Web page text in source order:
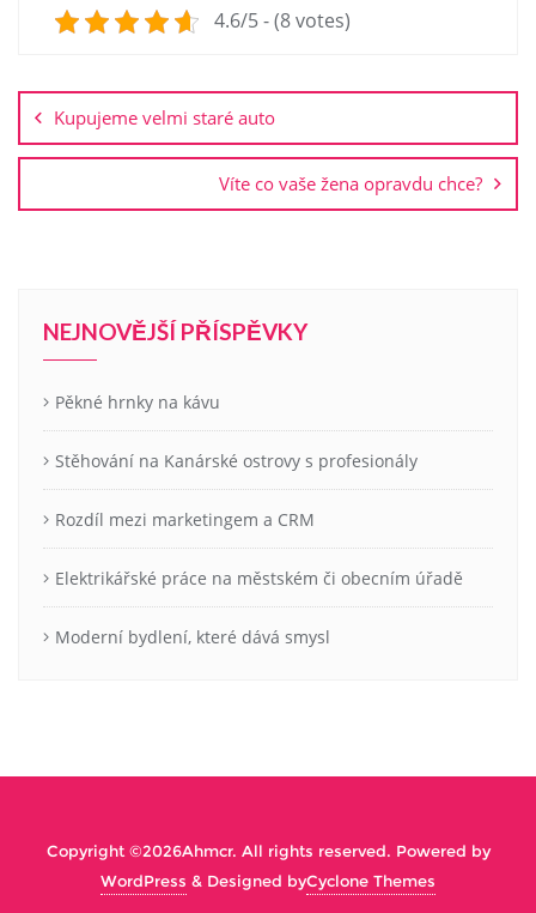
4.6/5 - (8 votes)
pro
příspěvek
Kupujeme velmi staré auto
Víte co vaše žena opravdu chce?
NEJNOVĚJŠÍ PŘÍSPĚVKY
Pěkné hrnky na kávu
Stěhování na Kanárské ostrovy s profesionály
Rozdíl mezi marketingem a CRM
Elektrikářské práce na městském či obecním úřadě
Moderní bydlení, které dává smysl
Copyright ©2026Ahmcr. All rights reserved. Powered by
WordPress & Designed byCyclone Themes